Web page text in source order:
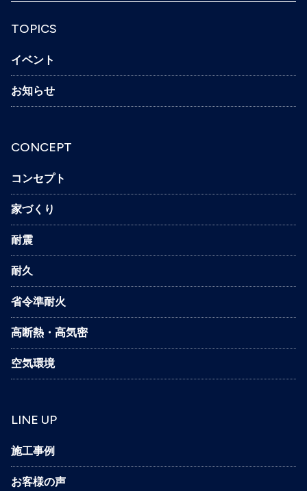
TOPICS
イベント
お知らせ
CONCEPT
コンセプト
家づくり
耐震
耐久
省令準耐火
高断熱・高気密
空気環境
LINE UP
施工事例
お客様の声